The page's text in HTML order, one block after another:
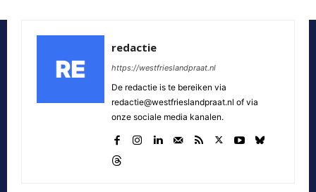
redactie
https://westfrieslandpraat.nl
De redactie is te bereiken via
redactie@westfrieslandpraat.nl of via
onze sociale media kanalen.